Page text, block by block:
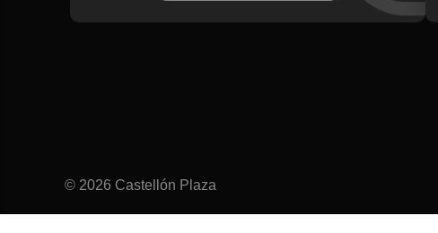
© 2026 Castellón Plaza